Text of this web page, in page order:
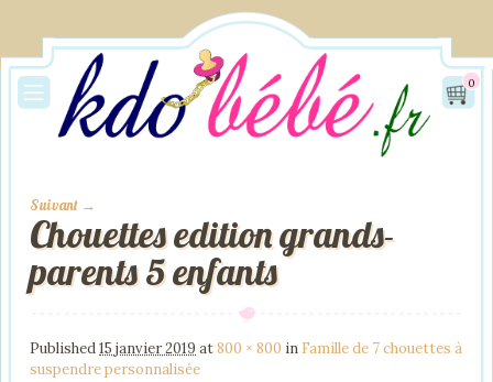
0
Image navigation
Suivant →
Chouettes edition grands-
parents 5 enfants
Published15 janvier 2019 at800 × 800 in Famille de 7 chouettes à
suspendre personnalisée